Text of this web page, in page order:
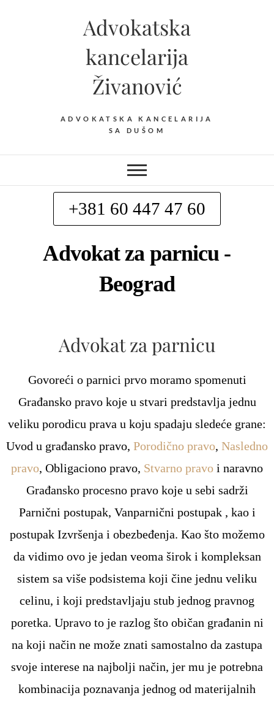
Advokatska
kancelarija
Živanović
ADVOKATSKA KANCELARIJA
SA DUŠOM
+381 60 447 47 60
Advokat za parnicu -
Beograd
Advokat za parnicu
Govoreći o parnici prvo moramo spomenuti
Građansko pravo koje u stvari predstavlja jednu
veliku porodicu prava u koju spadaju sledeće grane:
Uvod u građansko pravo, Porodično pravo, Nasledno
pravo, Obligaciono pravo, Stvarno pravo i naravno
Građansko procesno pravo koje u sebi sadrži
Parnični postupak, Vanparnični postupak , kao i
postupak Izvršenja i obezbeđenja. Kao što možemo
da vidimo ovo je jedan veoma širok i kompleksan
sistem sa više podsistema koji čine jednu veliku
celinu, i koji predstavljaju stub jednog pravnog
poretka. Upravo to je razlog što običan građanin ni
na koji način ne može znati samostalno da zastupa
svoje interese na najbolji način, jer mu je potrebna
kombinacija poznavanja jednog od materijalnih